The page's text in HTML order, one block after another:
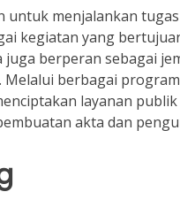
untuk menjalankan
kegiatan yang
berperan sebagai
berbagai
layanan
akta dan